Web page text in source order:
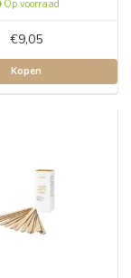
Op voorraad
€9,05
Kopen